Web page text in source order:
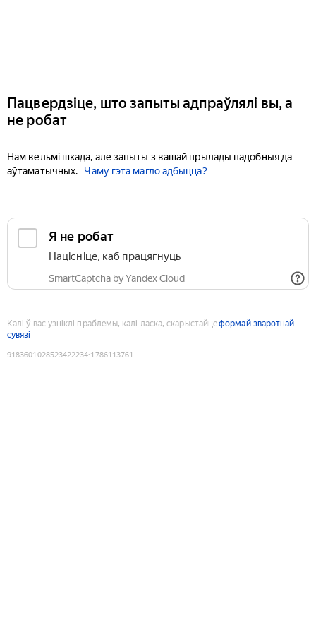
Пацвердзіце, што запыты адпраўлялі вы, а
не робат
Нам вельмі шкада, але запыты з вашай прылады падобныя да
аўтаматычных.
Чаму гэта магло адбыцца?
Я не робат
Націсніце, каб працягнуць
SmartCaptcha by Yandex Cloud
Калі ў вас узніклі праблемы, калі ласка, скарыстайцеформай зваротнай
сувязі
9183601028523422234:1786113761